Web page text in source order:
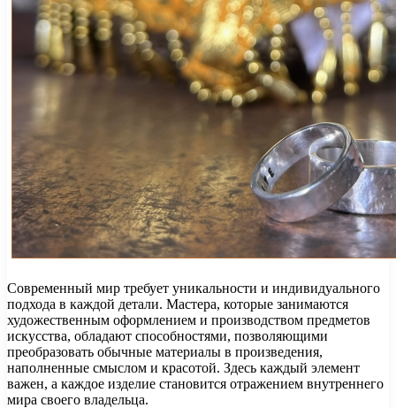
Современный мир требует уникальности и индивидуального
подхода в каждой детали. Мастера, которые занимаются
художественным оформлением и производством предметов
искусства, обладают способностями, позволяющими
преобразовать обычные материалы в произведения,
наполненные смыслом и красотой. Здесь каждый элемент
важен, а каждое изделие становится отражением внутреннего
мира своего владельца.